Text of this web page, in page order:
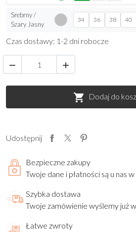
Srebrny /
Szary Jasny
34 36 38 40
Czas dostawy: 1-2 dni robocze
 
 Dodaj do
Udostępnij
Bezpieczne zakupy
Twoje dane i płatności są u nas
Szybka dostawa
Twoje zamówienie wyślemy już
Łatwe zwroty